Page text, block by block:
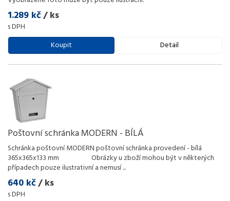
1.289 kč/ ks
s DPH
Koupit
Detail
Poštovní schránka MODERN - BÍLÁ
Schránka poštovní MODERN poštovní schránka provedení - bílá
365x365x133 mm Obrázky u zboží mohou být v některých
případech pouze ilustrativní a nemusí...
640 kč/ ks
s DPH